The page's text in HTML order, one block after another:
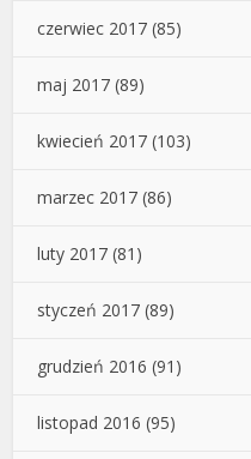
czerwiec 2017 (85)
maj 2017 (89)
kwiecień 2017 (103)
marzec 2017 (86)
luty 2017 (81)
styczeń 2017 (89)
grudzień 2016 (91)
listopad 2016 (95)